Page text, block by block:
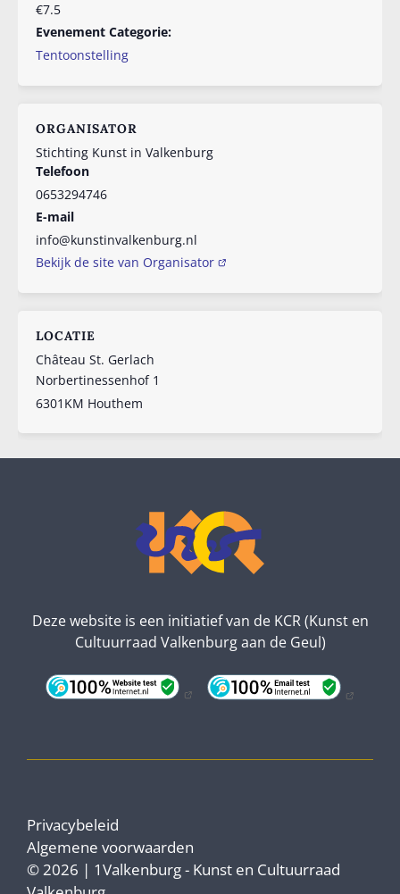
€7.5
Evenement Categorie:
Tentoonstelling
LOCATIE
Château St. Gerlach
Norbertinessenhof 1
6301KM Houthem
ORGANISATOR
Stichting Kunst in Valkenburg
Telefoon
0653294746
E-mail
info@kunstinvalkenburg.nl
Bekijk de site van Organisator
Deze website is een initiatief van de KCR (Kunst en
Cultuurraad Valkenburg aan de Geul)
© 2026 | 1Valkenburg - Kunst en Cultuurraad
Privacybeleid
Algemene voorwaarden